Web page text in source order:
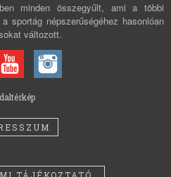
minden összegyűlt, ami a többi
sportág népszerűségéhez hasonlóan
változott.